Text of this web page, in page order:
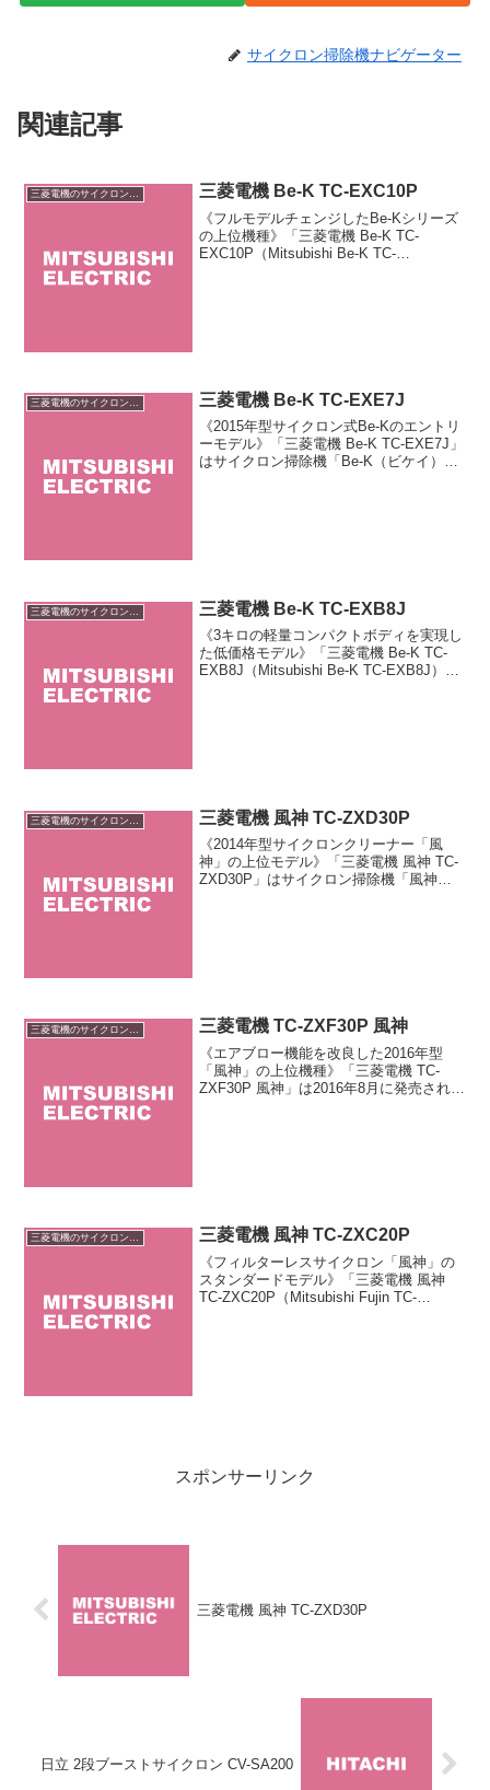
サイクロン掃除機ナビゲーター
関連記事
三菱電機のサイクロン掃除機 三菱電機 Be-K TC-EXC10P
《フルモデルチェンジしたBe-Kシリーズ
の上位機種》「三菱電機 Be-K TC-
EXC10P（Mitsubishi Be-K TC-
三菱電機のサイクロン掃除機 三菱電機 Be-K TC-EXE7J
《2015年型サイクロン式Be-Kのエントリ
ーモデル》「三菱電機 Be-K TC-EXE7J」
はサイクロン掃除機「Be-K（ビケイ）」
三菱電機 Be-K TC-EXB8J
《3キロの軽量コンパクトボディを実現し
た低価格モデル》「三菱電機 Be-K TC-
EXB8J（Mitsubishi Be-K TC-EXB8J）」
三菱電機 風神 TC-ZXD30P
《2014年型サイクロンクリーナー「風
神」の上位モデル》「三菱電機 風神 TC-
ZXD30P」はサイクロン掃除機「風神」
三菱電機 TC-ZXF30P 風神
《エアブロー機能を改良した2016年型
「風神」の上位機種》「三菱電機 TC-
ZXF30P 風神」は2016年8月に発売された
三菱電機のサイクロン掃除機 三菱電機 風神 TC-ZXC20P
《フィルターレスサイクロン「風神」の
スタンダードモデル》「三菱電機 風神
TC-ZXC20P（Mitsubishi Fujin TC-
スポンサーリンク
三菱電機 風神 TC-ZXD30P
日立 2段ブーストサイクロン CV-SA200